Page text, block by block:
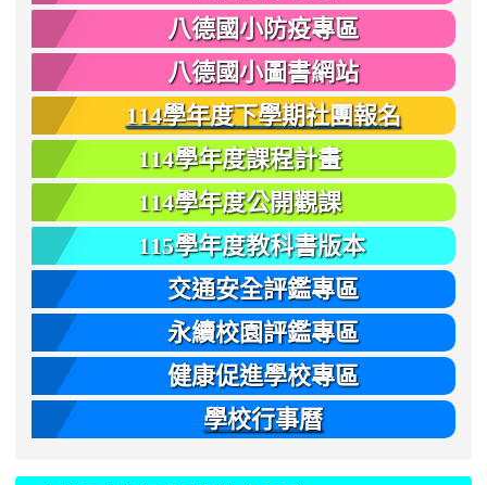
八德國小防疫專區
八德國小圖書網站
114學年度下學期社團報名
114學年度課程計畫
114學年度公開觀課
115學年度教科書版本
交通安全評鑑專區
永續校園評鑑專區
健康促進學校專區
學校行事曆